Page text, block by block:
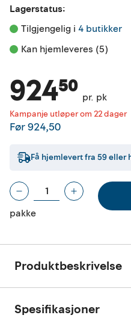
Lagerstatus:
Tilgjengelig i 4 butikker
Kan hjemleveres (5)
Kampanje utløper om 22 dager
924⁵⁰ pr. pk
Før924,50
Få hjemlevert fra 59eller
pakke
Produktbeskrivelse
Spesifikasjoner